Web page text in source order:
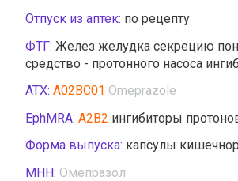
Отпуск из аптек: по рецепту
ФТГ: Желез желудка секрецию
средство - протонного насоса
АТХ: A02BC01 Omeprazole
EphMRA: A2B2 ингибиторы
Форма выпуска: капсулы
МНН: Омепразол